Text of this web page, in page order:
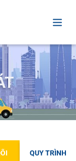
QUY TRÌNH